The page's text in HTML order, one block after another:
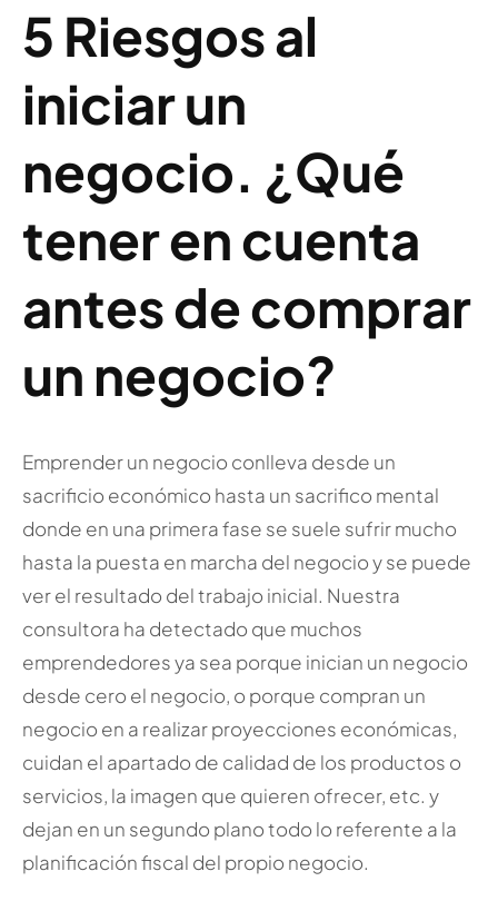
5 Riesgos al
iniciar un
negocio. ¿Qué
tener en cuenta
antes de comprar
un negocio?
Emprender un negocio conlleva desde un
sacrificio económico hasta un sacrifico mental
donde en una primera fase se suele sufrir mucho
hasta la puesta en marcha del negocio y se puede
ver el resultado del trabajo inicial. Nuestra
consultora ha detectado que muchos
emprendedores ya sea porque inician un negocio
desde cero el negocio, o porque compran un
negocio en a realizar proyecciones económicas,
cuidan el apartado de calidad de los productos o
servicios, la imagen que quieren ofrecer, etc. y
dejan en un segundo plano todo lo referente a la
planificación fiscal del propio negocio.